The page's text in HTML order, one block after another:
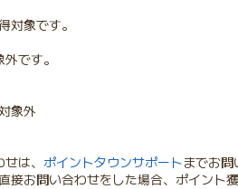
対象です。
です。
象外
は、 ポイントタウンサポートまでお問
接お問い合わせをした場合、ポイント